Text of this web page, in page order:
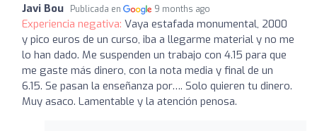
Javi Bou Publicada en 9 months ago
Experiencia negativa: Vaya estafada monumental, 2000
y pico euros de un curso, iba a llegarme material y no me
lo han dado. Me suspenden un trabajo con 4.15 para que
me gaste más dinero, con la nota media y final de un
6.15. Se pasan la enseñanza por…. Solo quieren tu dinero.
Muy asaco. Lamentable y la atención penosa.